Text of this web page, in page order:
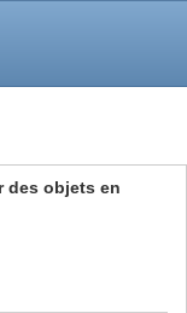
des objets en